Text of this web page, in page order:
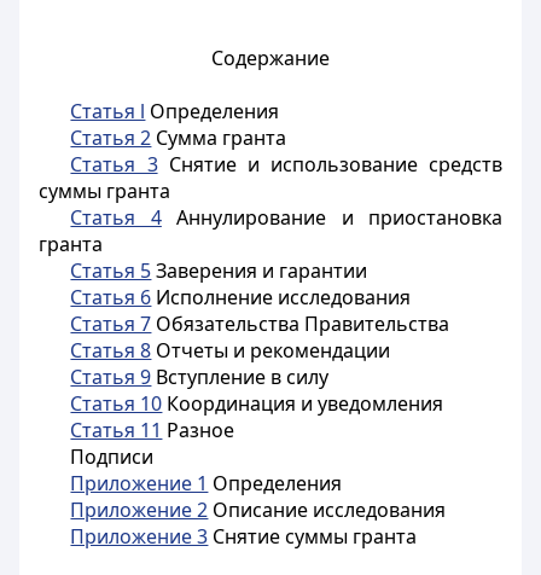
Содержание
Статья l Определения
Статья 2 Сумма гранта
Статья 3Снятие и использование средств
суммы гранта
Статья 4Аннулирование и приостановка
гранта
Статья 5Заверения и гарантии
Статья 6 Исполнение исследования
Статья 7 Обязательства Правительства
Статья 8 Отчеты и рекомендации
Статья 9 Вступление в силу
Статья 10 Координация и уведомления
Статья 11 Разное
Подписи
Приложение 1 Определения
Приложение 2 Описание исследования
Приложение 3 Снятие суммы гранта